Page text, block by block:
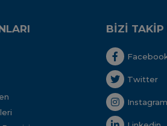
BİZİ TAKİP
Twitter
Instagram